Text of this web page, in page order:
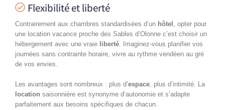
Flexibilité et liberté
Contrairement aux chambres standardisées d’un hôtel
, opter pour
une location vacance proche des Sables d’Olonne c’est choisir un
hébergement avec une vraie liberté . Imaginez-vous planifier vos
journées sans contrainte horaire, vivre au rythme vendéen au gré
de vos envies.
Les avantages sont nombreux : plus d’espace , plus d’intimité. La
location saisonnière est synonyme d’autonomie et s’adapte
parfaitement aux besoins spécifiques de chacun.